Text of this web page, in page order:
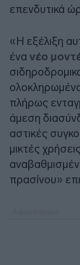
επενδυτικά
«Η εξέλιξη
ένα νέο
πλήρως
άμεση
αστικές
μικτές
πρασίνου»